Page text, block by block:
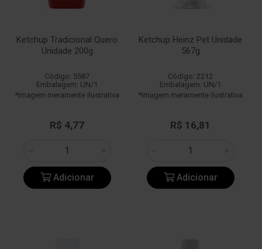
Ketchup Tradicional Quero
Unidade 200g
Código: 5587
Embalagem: UN/1
*Imagem meramente ilustrativa
R$ 4,77
Adicionar
Ketchup Heinz Pet Unidade
567g
Código: 2212
Embalagem: UN/1
*Imagem meramente ilustrativa
R$ 16,81
Adicionar